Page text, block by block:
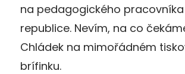
na pedagogického pracovníka
republice. Nevím, na co
Chládek na mimořádném
brífinku.